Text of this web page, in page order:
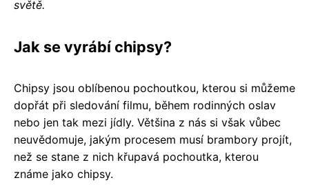
světě.
Jak se vyrábí chipsy?
Chipsy jsou oblíbenou pochoutkou, kterou si můžeme
dopřát při sledování filmu, během rodinných oslav
nebo jen tak mezi jídly. Většina z nás si však vůbec
neuvědomuje, jakým procesem musí brambory projít,
než se stane z nich křupavá pochoutka, kterou
známe jako chipsy.